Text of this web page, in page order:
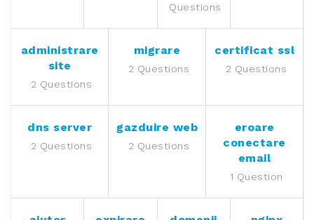
Questions
administrare
site
2 Questions
migrare
2 Questions
certificat ssl
2 Questions
dns server
2 Questions
gazduire web
2 Questions
eroare
conectare
email
1 Question